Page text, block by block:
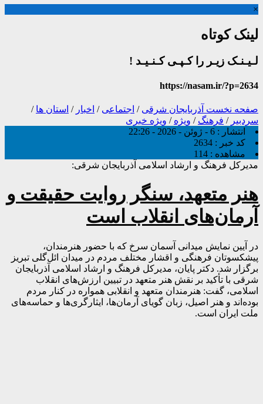
×
لینک کوتاه
لـیـنـک زیـر را کـپـی کـنـیـد !
https://nasam.ir/?p=2634
صفحه نخست آذربایجان شرقی / اجتماعی / اخبار / استان ها /
سردبیر / فرهنگ / ویژه / ویژه خبری
انتشار : 6 - ژوئن - 2026 - 22:26
کد خبر : 2634
مشاهده : 114
مدیرکل فرهنگ و ارشاد اسلامی آذربایجان شرقی:
هنر متعهد، سنگر روایت حقیقت و
آرمان‌های انقلاب است
در آیین نمایش میدانی آسمان سرخ که با حضور هنرمندان،
پیشکسوتان فرهنگی و اقشار مختلف مردم در میدان ائل‌گلی تبریز
برگزار شد. دکتر پایان، مدیرکل فرهنگ و ارشاد اسلامی آذربایجان
شرقی با تأکید بر نقش هنر متعهد در تبیین ارزش‌های انقلاب
اسلامی، گفت: هنرمندان متعهد و انقلابی همواره در کنار مردم
بوده‌اند و هنر اصیل، زبان گویای آرمان‌ها، ایثارگری‌ها و حماسه‌های
ملت ایران است.